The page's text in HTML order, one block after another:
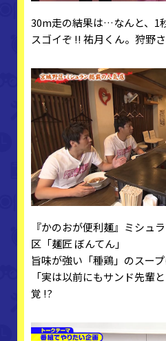
30m走の結果は…なんと、1
スゴイぞ !! 祐月くん。狩野
『かのおが便利麺』ミシュ
区「麺匠 ぼんてん」
旨味が強い「種鶏」のスー
「実は以前にもサンド先輩
覚 !?